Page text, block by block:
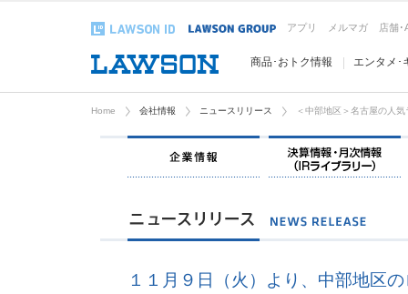
アプリ メルマガ 店舗･
商品･おトク情報 エンタメ･
Home 会社情報 ニュースリリース ＜中部地区＞名古屋の人
企業情報
１１月９日（火）より、中部地区